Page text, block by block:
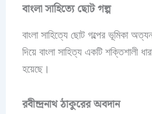
বাংলা সাহিত্যে ছোট গল্প
বাংলা সাহিত্যে ছোট গল্পের ভূমিকা
দিয়ে বাংলা সাহিত্য একটি শক্তিশালী
হয়েছে।
রবীন্দ্রনাথ ঠাকুরের অবদান